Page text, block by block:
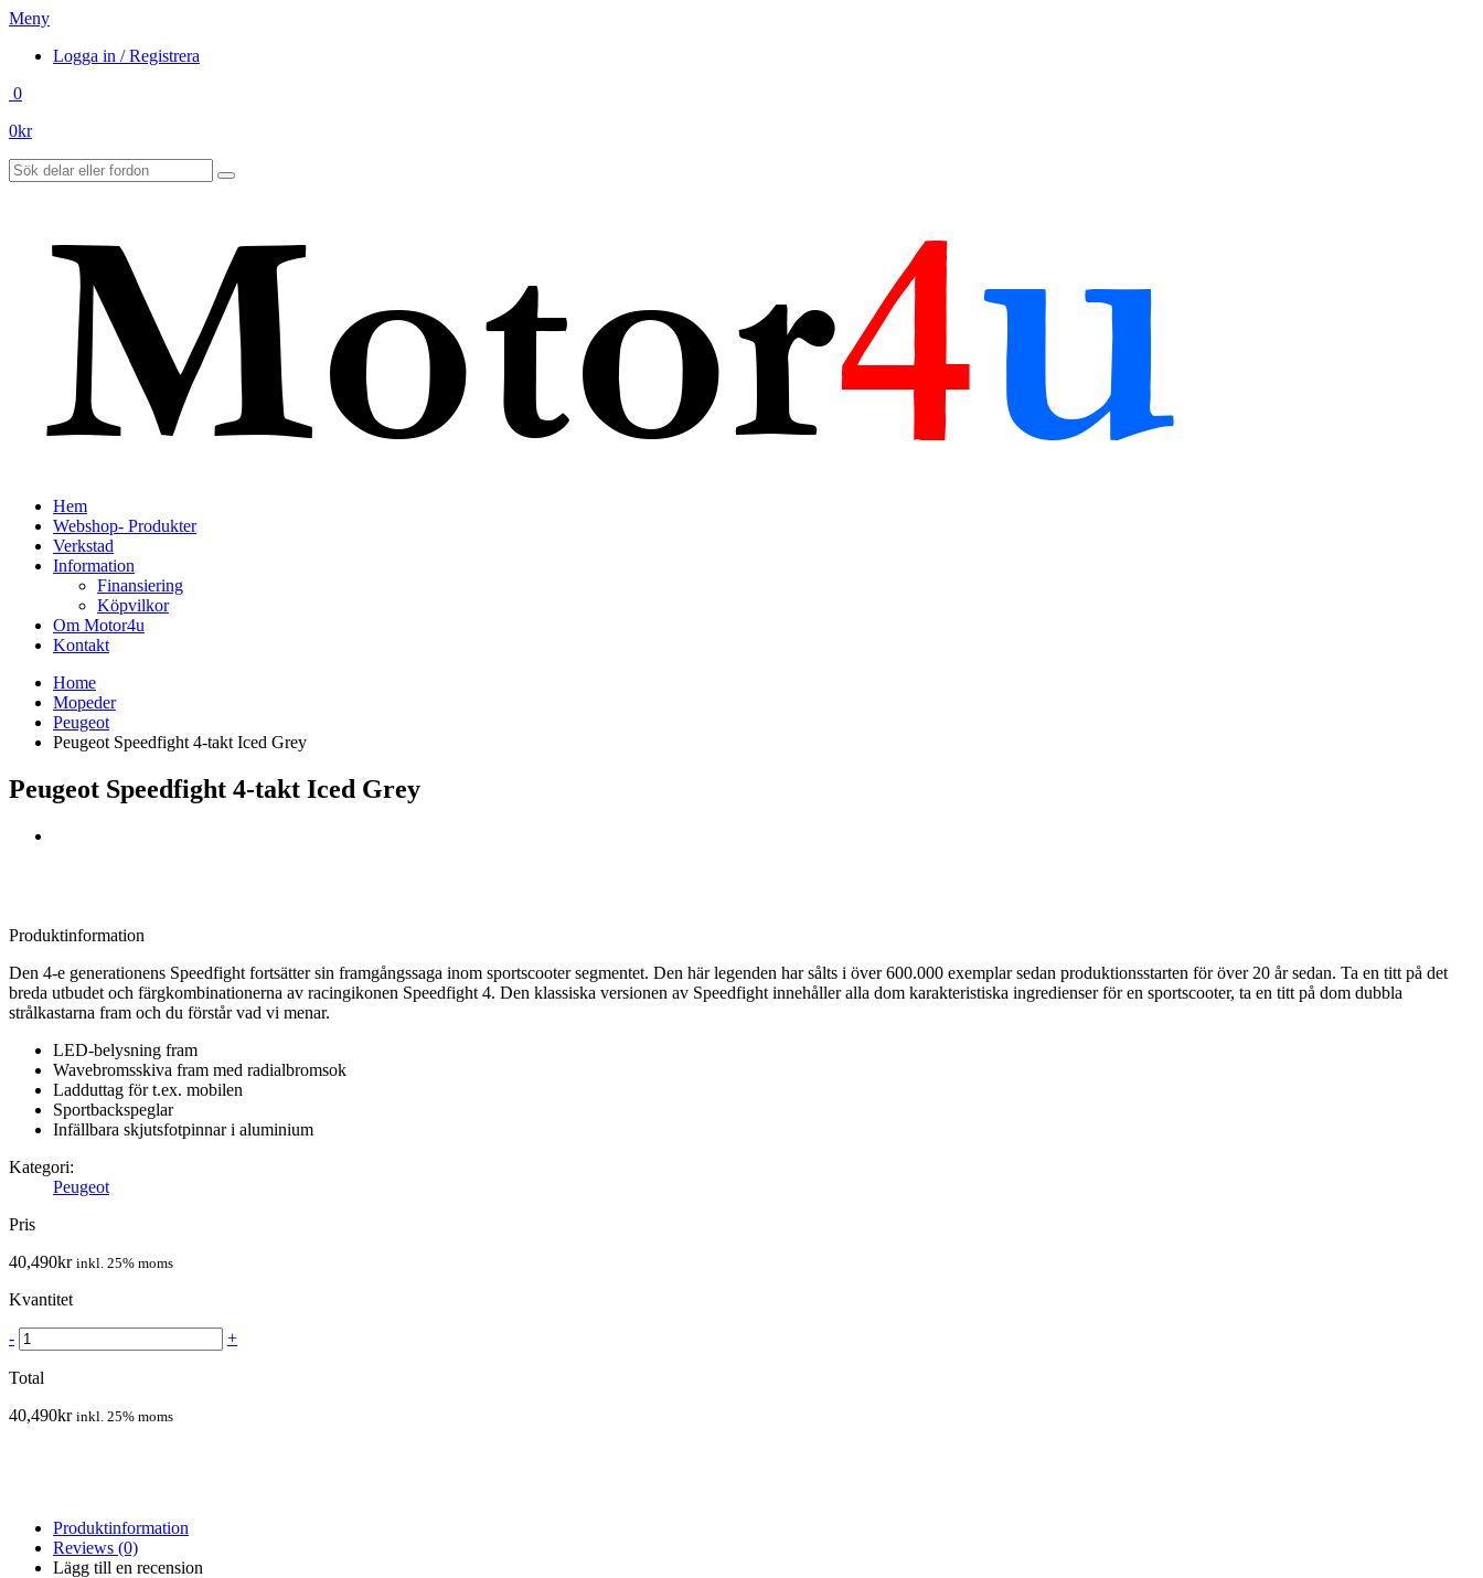
Meny
Logga in / Registrera
0
0kr
Hem
Webshop- Produkter
Verkstad
Information
Finansiering
Köpvilkor
Om Motor4u
Kontakt
Home
Mopeder
Peugeot
Peugeot Speedfight 4-takt Iced Grey
Peugeot Speedfight 4-takt Iced Grey
Produktinformation
Den 4-e generationens Speedfight fortsätter sin framgångssaga inom sportscooter segmentet. Den här legenden har sålts i över 600.000 exemplar sedan produktionsstarten för över 20 år sedan. Ta en titt på det
breda utbudet och färgkombinationerna av racingikonen Speedfight 4. Den klassiska versionen av Speedfight innehåller alla dom karakteristiska ingredienser för en sportscooter, ta en titt på dom dubbla
strålkastarna fram och du förstår vad vi menar.
LED-belysning fram
Wavebromsskiva fram med radialbromsok
Ladduttag för t.ex. mobilen
Sportbackspeglar
Infällbara skjutsfotpinnar i aluminium
Kategori:
Peugeot
Pris
40,490kr inkl. 25% moms
Kvantitet
- +
Total
40,490kr inkl. 25% moms
Produktinformation
Reviews (0)
Lägg till en recension